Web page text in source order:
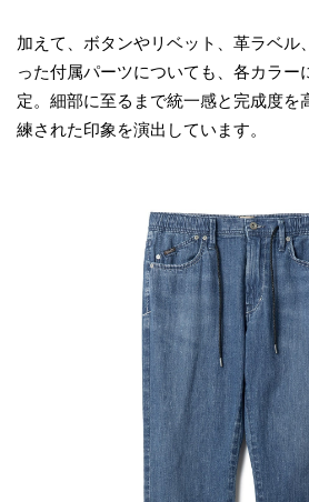
加えて、ボタンやリベット、革ラベル
った付属パーツについても、各カラー
定。細部に至るまで統一感と完成度を
練された印象を演出しています。